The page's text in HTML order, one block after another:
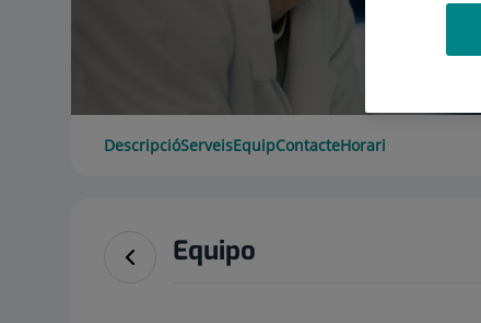
DescripcióServeisEquipContacteHorari
Equipo